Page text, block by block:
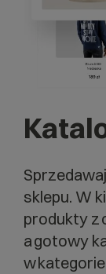
sklepu. W
produkty z
a gotowy
w